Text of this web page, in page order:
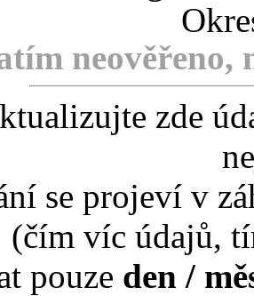
zde
se projeví v
(čím víc údajů,
pouze den /